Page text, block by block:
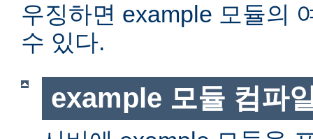
우징하면 example 모듈의
수 있다.
example 모듈 컴파